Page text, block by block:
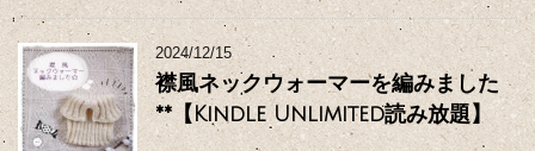
2024/12/15
襟風ネックウォーマーを編みました
**【Kindle Unlimited読み放題】